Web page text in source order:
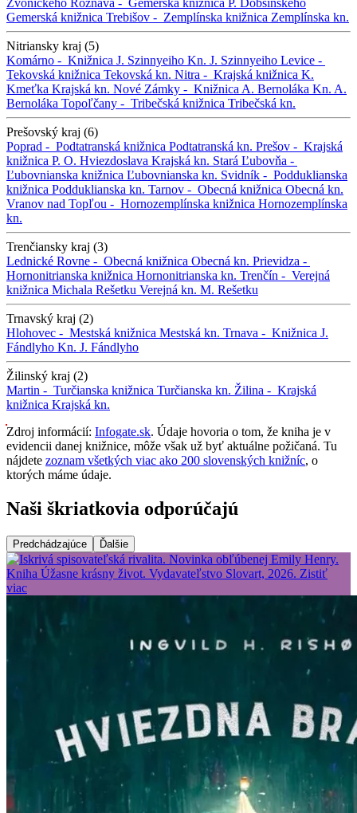
Gemerská knižnica Trebišov - Zemplínska knižnica Zemplínska kn.
Nitriansky kraj (5)
Komárno - Knižnica J. Szinnyeiho Kn. J. Szinnyeiho Levice -
Tekovská knižnica Tekovská kn. Nitra - Krajská knižnica K.
Kmeťka Krajská kn. Nové Zámky - Knižnica A. Bernoláka Kn. A.
Bernoláka Topoľčany - Tribečská knižnica Tribečská kn.
Prešovský kraj (6)
Poprad - Podtatranská knižnica Podtatranská kn. Prešov - Krajská
knižnica P. O. Hviezdoslava Krajská kn. Stará Ľubovňa -
Ľubovnianska knižnica Ľubovnianska kn. Svidník - Podduklianska
knižnica Podduklianska kn. Tarnov - Obecná knižnica Obecná kn.
Vranov nad Topľou - Hornozemplínska knižnica Hornozemplínska
kn.
Trenčiansky kraj (3)
Lednické Rovne - Obecná knižnica Obecná kn. Prievidza -
Hornonitrianska knižnica Hornonitrianska kn. Trenčín - Verejná
knižnica Michala Rešetku Verejná kn. M. Rešetku
Trnavský kraj (2)
Hlohovec - Mestská knižnica Mestská kn. Trnava - Knižnica J.
Fándlyho Kn. J. Fándlyho
Žilinský kraj (2)
Martin - Turčianska knižnica Turčianska kn. Žilina - Krajská
knižnica Krajská kn.
Zdroj informácií: Infogate.sk. Údaje hovoria o tom, že kniha je v
evidencii danej knižnice, môže však už byť aktuálne požičaná. Tu
nájdete zoznam všetkých viac ako 200 slovenských knižníc, o
ktorých máme údaje.
Naši škriatkovia odporúčajú
Predchádzajúce Ďalšie